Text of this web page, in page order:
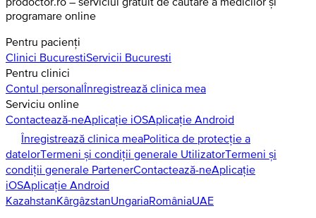
programare online
Pentru pacienți
Clinici BucurestiServicii Bucuresti
Pentru clinici
Contul personalÎnregistrează clinica mea
Serviciu online
Contactează-neAplicație iOSAplicație Android
Înregistrează clinica meaPolitica de protecție a
datelorTermeni și condiții generale UtilizatorTermeni și
condiții generale PartenerContactează-neAplicație
iOSAplicație Android
KazahstanKârgâzstanUngariaRomâniaUAE